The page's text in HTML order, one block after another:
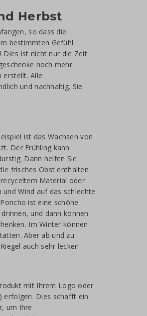
Herbst
so dass die
bestimmten Gefühl
Dies ist nicht nur die Zeit
noch mehr
erstellt. Alle
und nachhaltig. Sie
ist das Wachsen von
Der Frühling kann
Dann helfen Sie
frisches Obst enthalten
Material oder
Wind auf das schlechte
ist eine schöne
und dann können
Im Winter können
Aber ab und zu
auch sehr lecker!
mit Ihrem Logo oder
erfolgen. Dies schafft ein
um Ihre